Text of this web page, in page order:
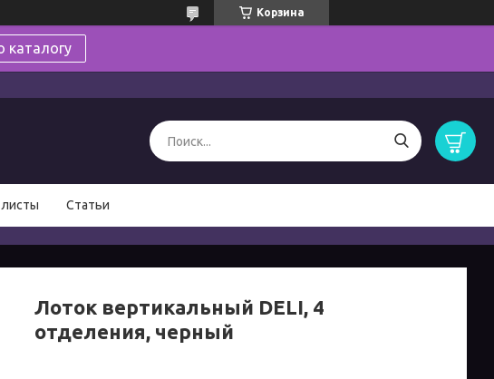
Корзина
каталогу
Статьи
Лоток вертикальный DELI, 4
отделения, черный